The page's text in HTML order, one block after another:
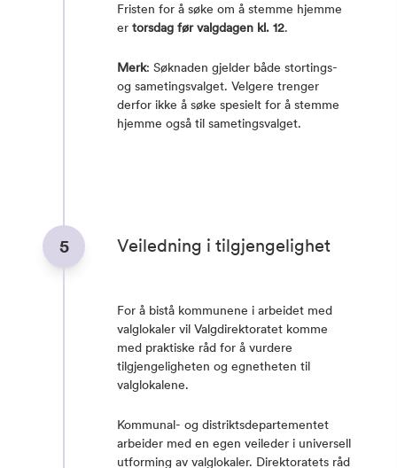
Fristen for å søke om å stemme hjemme
er torsdag før valgdagen kl. 12.
Merk: Søknaden gjelder både stortings-
og sametingsvalget. Velgere trenger
derfor ikke å søke spesielt for å stemme
hjemme også til sametingsvalget.
5 Veiledning i tilgjengelighet
For å bistå kommunene i arbeidet med
valglokaler vil Valgdirektoratet komme
med praktiske råd for å vurdere
tilgjengeligheten og egnetheten til
valglokalene.
Kommunal- og distriktsdepartementet
arbeider med en egen veileder i universell
utforming av valglokaler. Direktoratets råd